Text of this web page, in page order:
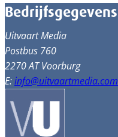
Bedrijfsgegevens
Uitvaart Media
Postbus 760
2270 AT Voorburg
E:info@uitvaartmedia.com